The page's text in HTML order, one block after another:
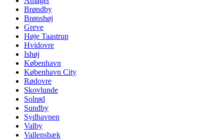
Brøndby
Brønshøj
Greve
Høje Taastrup
Hvidovre
Ishøj
København
København City
Rødovre
Skovlunde
Solrød
Sundby
Sydhavnen
Valby
Vallensbæk